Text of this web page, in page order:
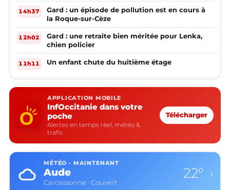
14h37
Gard : un épisode de pollution est en cours à
la Roque-sur-Cèze
12h02
Gard : une retraite bien méritée pour Lenka,
chien policier
11h11 Un enfant chute du huitième étage
APPLICATION MOBILE
InfOccitanie dans votre
poche
Alertes en temps réel, météo &
trafic
Télécharger
MÉTÉO · MAINTENANT
Aude
Carcassonne · Couvert
22° ›